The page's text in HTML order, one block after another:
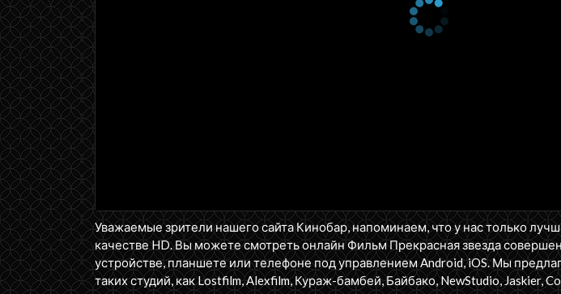
Уважаемые зрители нашего сайта Кинобар, напоминаем, что у нас только
качестве HD. Вы можете смотреть онлайн Фильм Прекрасная звезда
устройстве, планшете или телефоне под управлением Android, iOS. Мы
таких студий, как Lostfilm, Alexfilm, Кураж-бамбей, Байбако, NewStudio, Jaskier,